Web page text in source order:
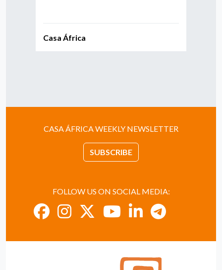
Casa África
CASA ÁFRICA WEEKLY NEWSLETTER
SUBSCRIBE
FOLLOW US ON SOCIAL MEDIA: